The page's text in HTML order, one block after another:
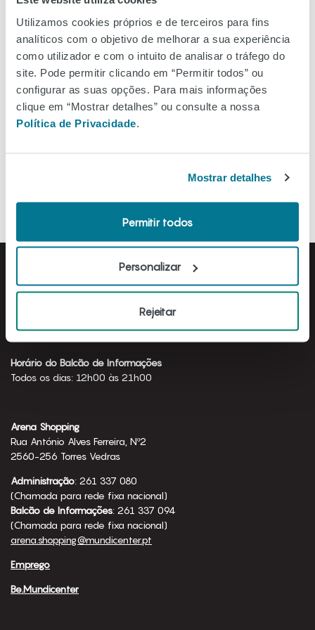
Utilizamos cookies próprios e de terceiros para fins
analíticos com o objetivo de melhorar a sua experiência
como utilizador e com o intuito de analisar o tráfego do
site. Pode permitir clicando em “Permitir todos” ou
configurar as suas opções. Para mais informações
clique em “Mostrar detalhes” ou consulte a nossa
Política de Privacidade
Mostrar detalhes
Permitir todos
Personalizar
Rejeitar
Filtros
Horário do Balcão de Informações
Todos os dias: 12h00 às 21h00
Arena Shopping
Rua António Alves Ferreira, Nº2
2560-256 Torres Vedras
Administração: 261 337 080
(Chamada para rede fixa nacional)
Balcão de Informações: 261 337 094
(Chamada para rede fixa nacional)
arena.shopping@mundicenter.pt
Emprego
Be.Mundicenter